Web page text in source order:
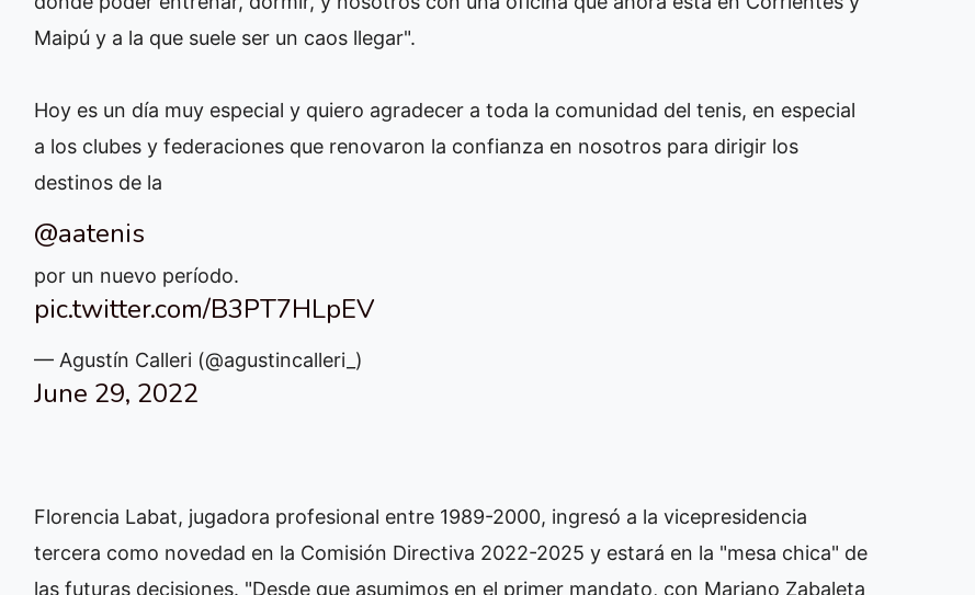
Maipú y a la que suele ser un caos llegar".
Hoy es un día muy especial y quiero agradecer a toda la comunidad del tenis, en especial
a los clubes y federaciones que renovaron la confianza en nosotros para dirigir los
destinos de la
@aatenis
por un nuevo período.
pic.twitter.com/B3PT7HLpEV
— Agustín Calleri (@agustincalleri_)
June 29, 2022
Florencia Labat, jugadora profesional entre 1989-2000, ingresó a la vicepresidencia
tercera como novedad en la Comisión Directiva 2022-2025 y estará en la "mesa chica" de
las futuras decisiones. "Desde que asumimos en el primer mandato, con Mariano Zabaleta